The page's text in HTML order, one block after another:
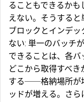
ることもできるか
えない。そうすると
ブロックとインデ
ない: 単一のバッチ
できることは、各
どこから取得すべ
する──格納場所が
ッドが増える。さ